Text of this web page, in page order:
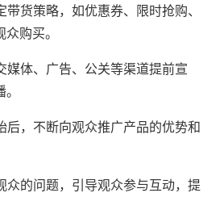
货策略，如优惠券、限时抢购、
购买。
媒体、广告、公关等渠道提前宣
后，不断向观众推广产品的优势和
众的问题，引导观众参与互动，提